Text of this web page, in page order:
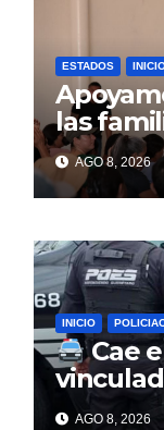
ESTADOS
las
Luis
AGO 8, 2026
INICIO
Cae
AGO 8, 2026